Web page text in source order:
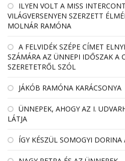
ILYEN VOLT A MISS
VILÁGVERSENYEN SZERZETT
MOLNÁR RAMÓNA
A FELVIDÉK SZÉPE CÍMET
SZÁMÁRA AZ ÜNNEPI IDŐSZAK A
SZERETETRŐL SZÓL
JÁKÓB RAMÓNA KARÁCSONYA
ÜNNEPEK, AHOGY AZ I.
LÁTJA
ÍGY KÉSZÜL SOMOGYI DORINA